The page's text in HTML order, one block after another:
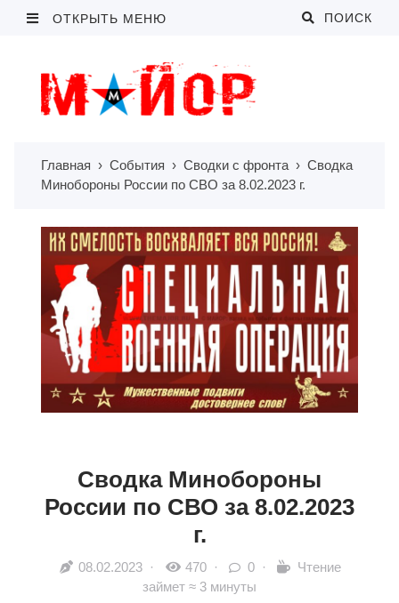
ОТКРЫТЬ МЕНЮ ПОИСК
Главная › События › Сводки с фронта › Сводка
Минобороны России по СВО за 8.02.2023 г.
Сводка Минобороны
России по СВО за 8.02.2023
г.
08.02.2023 · 470 · 0 ·
Чтение
займет ≈ 3 минуты